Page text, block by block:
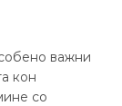
важни
кон
со